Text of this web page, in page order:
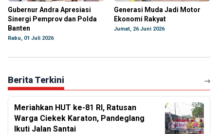
Gubernur Andra Apresiasi
Sinergi Pemprov dan Polda
Banten
Rabu, 01 Juli 2026
Generasi Muda Jadi Motor
Ekonomi Rakyat
Jumat, 26 Juni 2026
Berita Terkini
Meriahkan HUT ke-81 RI, Ratusan
Warga Ciekek Karaton, Pandeglang
Ikuti Jalan Santai